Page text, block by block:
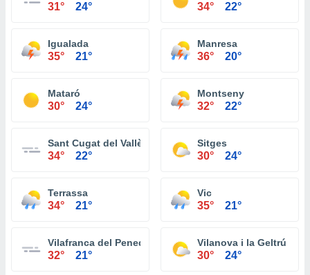
31° 24° 34° 22°
Igualada
35° 21°
Manresa
36° 20°
Mataró
30° 24°
Montseny
32° 22°
Sant Cugat del Vallès
34° 22°
Sitges
30° 24°
Terrassa
34° 21°
Vic
35° 21°
Vilafranca del Penedès
32° 21°
Vilanova i la Geltrú
30° 24°